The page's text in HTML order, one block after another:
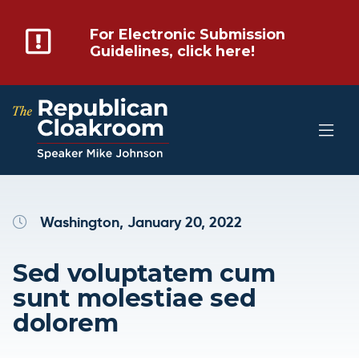
For Electronic Submission
Guidelines, click here!
Washington, January 20, 2022
Sed voluptatem cum
sunt molestiae sed
dolorem